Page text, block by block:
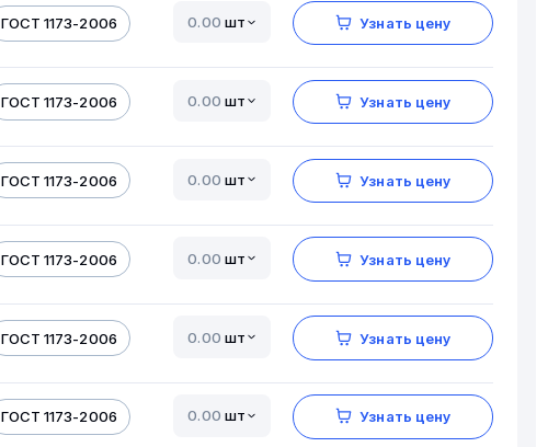
ГОСТ 1173-2006 шт Узнать цену
ГОСТ 1173-2006 шт Узнать цену
ГОСТ 1173-2006 шт Узнать цену
ГОСТ 1173-2006 шт Узнать цену
ГОСТ 1173-2006 шт Узнать цену
ГОСТ 1173-2006 шт Узнать цену